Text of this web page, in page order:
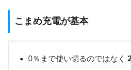
こまめ充電が基本
0％まで使い切るのではなく